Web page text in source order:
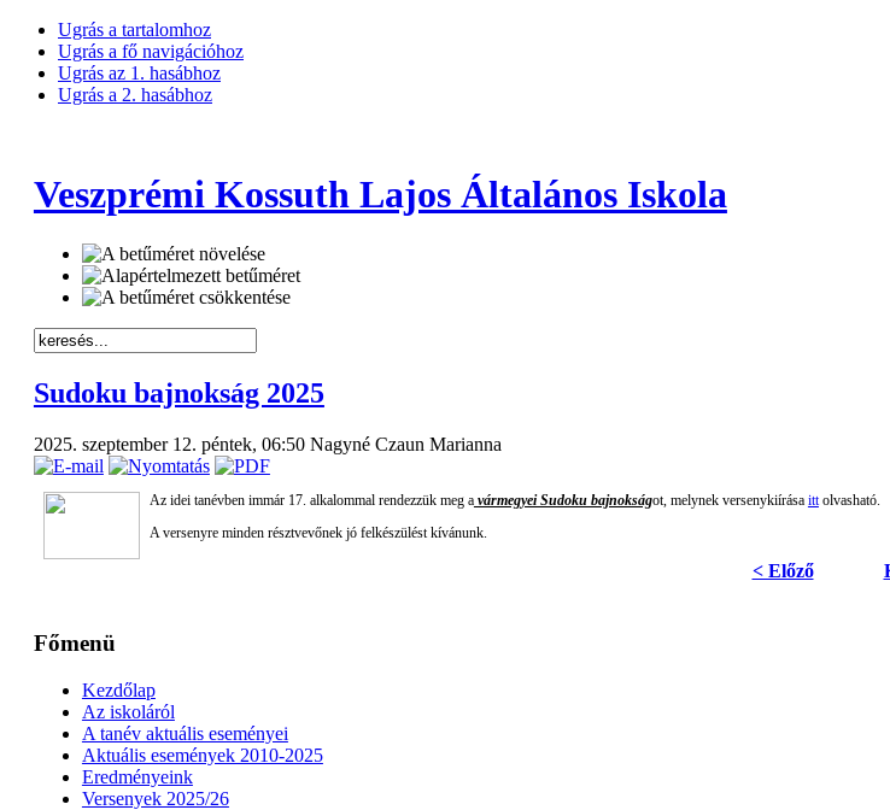
Ugrás a tartalomhoz
Ugrás a fő navigációhoz
Ugrás az 1. hasábhoz
Ugrás a 2. hasábhoz
Veszprémi Kossuth Lajos Általános Iskola
Sudoku bajnokság 2025
2025. szeptember 12. péntek, 06:50 Nagyné Czaun Marianna
Az idei tanévben immár 17. alkalommal rendezzük meg avármegyei Sudoku bajnokságot, melynek versenykiírása ittolvasható.
A versenyre minden résztvevőnek jó felkészülést kívánunk.
< Előző
Főmenü
Kezdőlap
Az iskoláról
A tanév aktuális eseményei
Aktuális események 2010-2025
Eredményeink
Versenyek 2025/26